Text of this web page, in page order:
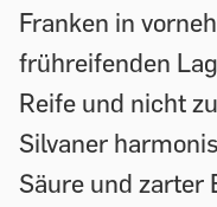
Franken in
frühreifenden
Reife und nicht
Silvaner
Säure und zarter